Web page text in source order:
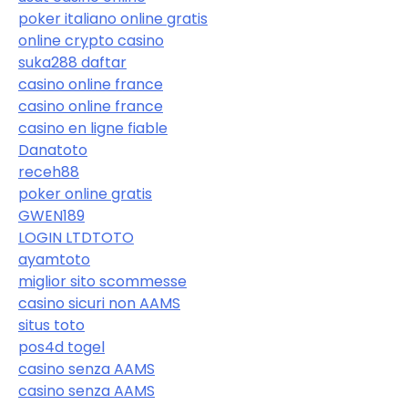
poker italiano online gratis
online crypto casino
suka288 daftar
casino online france
casino online france
casino en ligne fiable
Danatoto
receh88
poker online gratis
GWEN189
LOGIN LTDTOTO
ayamtoto
miglior sito scommesse
casino sicuri non AAMS
situs toto
pos4d togel
casino senza AAMS
casino senza AAMS